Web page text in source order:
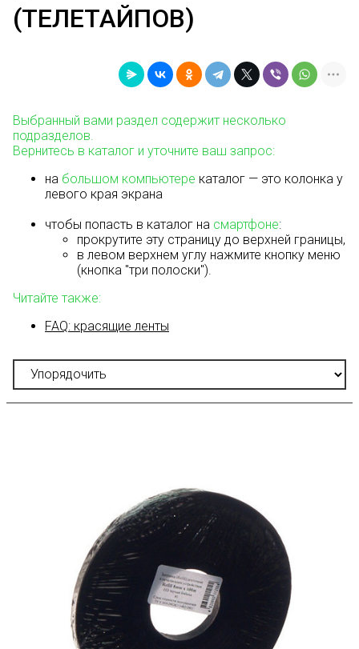
(ТЕЛЕТАЙПОВ)
Выбранный вами раздел содержит несколько
подразделов.
Вернитесь в каталог и уточните ваш запрос:
на большом компьютере каталог — это колонка у
левого края экрана
чтобы попасть в каталог на смартфоне:
прокрутите эту страницу до верхней границы,
в левом верхнем углу нажмите кнопку меню
(кнопка "три полоски").
Читайте также:
FAQ: красящие ленты